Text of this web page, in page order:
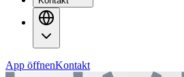
App öffnenKontakt